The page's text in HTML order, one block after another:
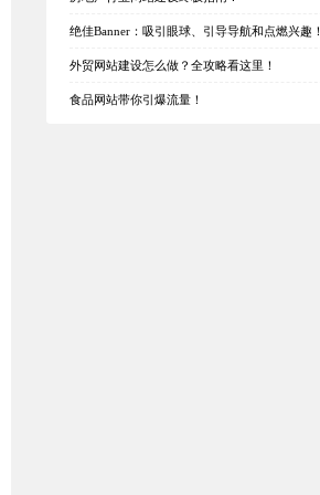
绝佳Banner：吸引眼球、引导导航和点燃兴趣！
外贸网站建设怎么做？全攻略看这里！
食品网站带你引爆流量！